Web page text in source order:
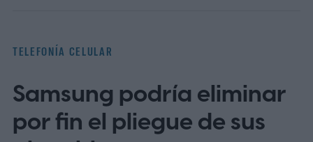
pero que en el uso diario no justifican lo
encabezan la lista negra
TELEFONÍA CELULAR
Samsung podría eliminar
por fin el pliegue de sus